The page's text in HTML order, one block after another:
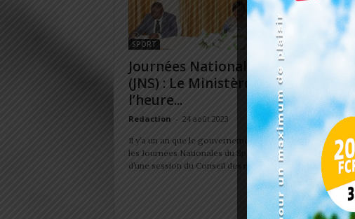
SPORT
Journées Nationales du Sport
(JNS) : Le Ministère des Sports à
l’heure...
Redaction - 24 août 2023 0
Il y’a un an que le gouvernement togolais a instauré
les Journées Nationales du Sport (JNS). C’était lors
d’une session du Conseil des ministres...